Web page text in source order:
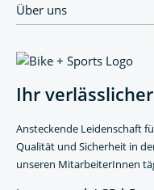
Über uns
Ihr
Ansteckende Leidenschaft
Qualität und Sicherheit in
unseren MitarbeiterInnen